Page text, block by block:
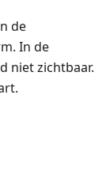
de
In de
niet zichtbaar.